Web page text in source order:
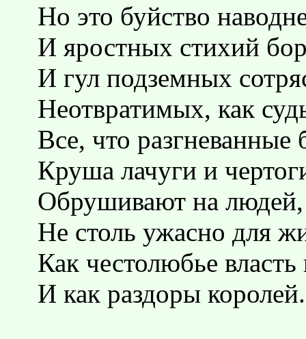
Но это буйство
И яростных стихий
И гул подземных
Неотвратимых, как
Все, что разгневанные
Круша лачуги и
Обрушивают на людей,
Не столь ужасно для
Как честолюбье
И как раздоры королей.